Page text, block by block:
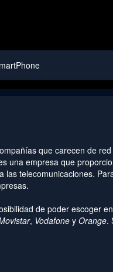
que carecen de
una empresa que
telecomunicaciones.
de poder escoger
, Vodafone y Orange.